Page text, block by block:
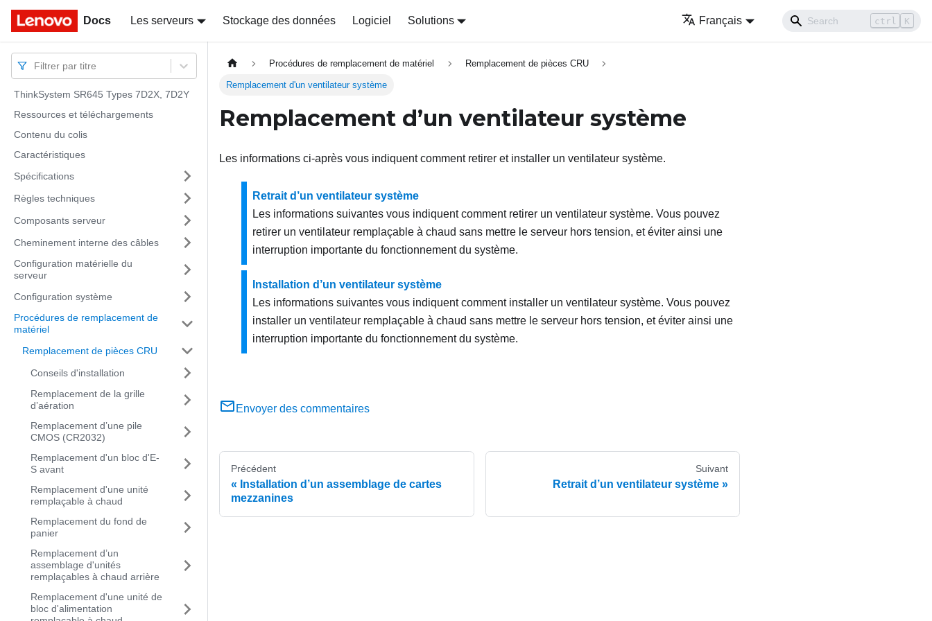
Docs Les serveurs Stockage des données Logiciel Solutions Français ctrl K
Docs
Filtrer par titre
ThinkSystem SR645 Types 7D2X, 7D2Y
Ressources et téléchargements
Contenu du colis
Caractéristiques
Spécifications
Règles techniques
Composants serveur
Cheminement interne des câbles
Configuration matérielle du
serveur
Configuration système
Procédures de remplacement de
matériel
Remplacement de pièces CRU
Conseils d'installation
Remplacement de la grille
d’aération
Remplacement d’une pile
CMOS (CR2032)
Remplacement d'un bloc d'E-
S avant
Remplacement d'une unité
remplaçable à chaud
Remplacement du fond de
panier
Remplacement d’un
assemblage d'unités
remplaçables à chaud arrière
Remplacement d'une unité de
bloc d'alimentation
Procédures de remplacement de matériel Remplacement de pièces CRU
Remplacement d'un ventilateur système
Remplacement d’un ventilateur système
Les informations ci-après vous indiquent comment retirer et installer un ventilateur système.
Retrait d’un ventilateur système
Les informations suivantes vous indiquent comment retirer un ventilateur système. Vous pouvez
retirer un ventilateur remplaçable à chaud sans mettre le serveur hors tension, et éviter ainsi une
interruption importante du fonctionnement du système.
Installation d’un ventilateur système
Les informations suivantes vous indiquent comment installer un ventilateur système. Vous pouvez
installer un ventilateur remplaçable à chaud sans mettre le serveur hors tension, et éviter ainsi une
interruption importante du fonctionnement du système.
Envoyer des commentaires
Précédent
Installation d’un assemblage de cartes
mezzanines
Suivant
Retrait d’un ventilateur système